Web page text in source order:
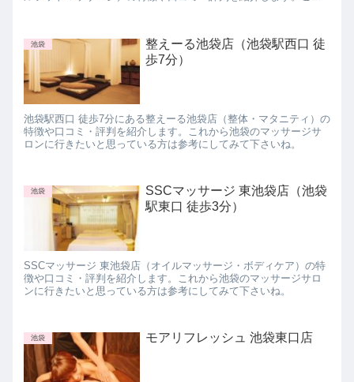
池袋
整えーる池袋店（池袋駅西口 徒
歩7分）
池袋駅西口 徒歩7分にある整えーる池袋店（整体・マタニティ）の
特徴や口コミ・評判を紹介します。これから池袋のマッサージサ
ロンに行きたいと思っている方は参考にしてみて下さいね。
池袋
SSCマッサージ 東池袋店（池袋
駅東口 徒歩3分）
SSCマッサージ 東池袋店（オイルマッサージ・ボディケア）の特
徴や口コミ・評判を紹介します。これから池袋のマッサージサロ
ンに行きたいと思っている方は参考にしてみて下さいね。
池袋 モアリフレッシュ 池袋東口店